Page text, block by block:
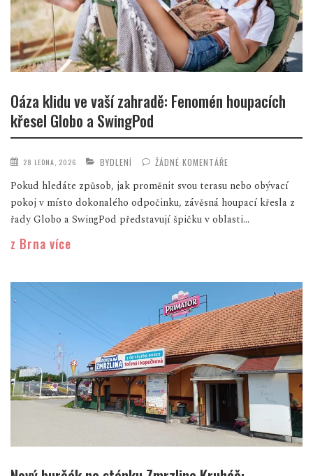
Oáza klidu ve vaší zahradě: Fenomén houpacích
křesel Globo a SwingPod
28 LEDNA, 2026 BYDLENÍ ŽÁDNÉ KOMENTÁŘE
Pokud hledáte způsob, jak proměnit svou terasu nebo obývací
pokoj v místo dokonalého odpočinku, závěsná houpací křesla z
řady Globo a SwingPod představují špičku v oblasti...
z Brna více